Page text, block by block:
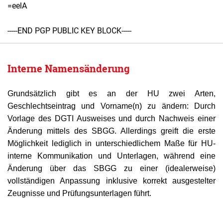
=eelA
-----END PGP PUBLIC KEY BLOCK-----
Interne Namensänderung
Grundsätzlich gibt es an der HU zwei Arten,
Geschlechtseintrag und Vorname(n) zu ändern: Durch
Vorlage des DGTI Ausweises und durch Nachweis einer
Änderung mittels des SBGG. Allerdings greift die erste
Möglichkeit lediglich in unterschiedlichem Maße für HU-
interne Kommunikation und Unterlagen, während eine
Änderung über das SBGG zu einer (idealerweise)
vollständigen Anpassung inklusive korrekt ausgestelter
Zeugnisse und Prüfungsunterlagen führt.